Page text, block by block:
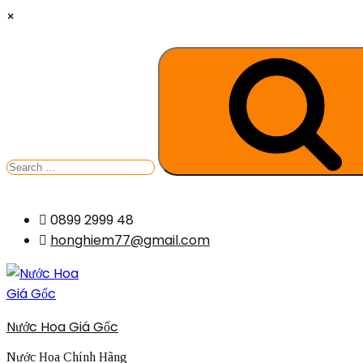
×
Skip
content
0899 2999 48
honghiem77@gmail.com
Nước Hoa Giá Gốc
Nước Hoa Chính Hãng